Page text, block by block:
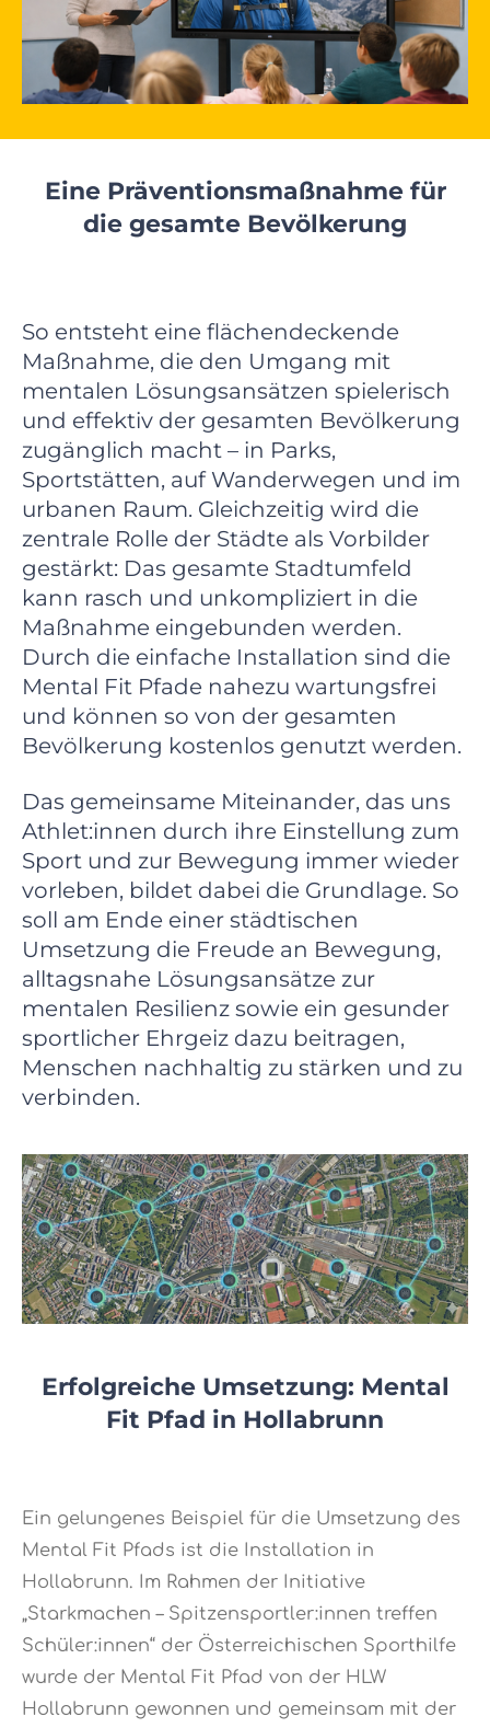
Eine Präventionsmaßnahme für
die gesamte Bevölkerung
So entsteht eine flächendeckende
Maßnahme, die den Umgang mit
mentalen Lösungsansätzen spielerisch
und effektiv der gesamten Bevölkerung
zugänglich macht – in Parks,
Sportstätten, auf Wanderwegen und im
urbanen Raum. Gleichzeitig wird die
zentrale Rolle der Städte als Vorbilder
gestärkt: Das gesamte Stadtumfeld
kann rasch und unkompliziert in die
Maßnahme eingebunden werden.
Durch die einfache Installation sind die
Mental Fit Pfade nahezu wartungsfrei
und können so von der gesamten
Bevölkerung kostenlos genutzt werden.
Das gemeinsame Miteinander, das uns
Athlet:innen durch ihre Einstellung zum
Sport und zur Bewegung immer wieder
vorleben, bildet dabei die Grundlage. So
soll am Ende einer städtischen
Umsetzung die Freude an Bewegung,
alltagsnahe Lösungsansätze zur
mentalen Resilienz sowie ein gesunder
sportlicher Ehrgeiz dazu beitragen,
Menschen nachhaltig zu stärken und zu
verbinden.
Erfolgreiche Umsetzung: Mental
Fit Pfad in Hollabrunn
Ein gelungenes Beispiel für die Umsetzung des
Mental Fit Pfads ist die Installation in
Hollabrunn. Im Rahmen der Initiative
„Starkmachen – Spitzensportler:innen treffen
Schüler:innen“ der Österreichischen Sporthilfe
wurde der Mental Fit Pfad von der HLW
Hollabrunn gewonnen und gemeinsam mit der